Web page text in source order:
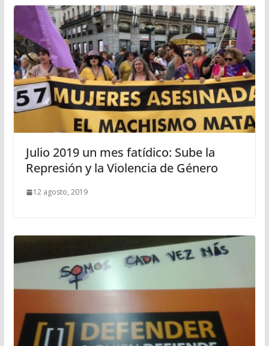
Julio 2019 un mes fatídico: Sube la
Represión y la Violencia de Género
12 agosto, 2019